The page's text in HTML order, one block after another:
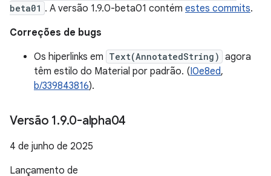
beta01 . A versão 1.9.0-beta01 contém estes commits.
Correções de bugs
Os hiperlinks em Text(AnnotatedString) agora
têm estilo do Material por padrão. (I0e8ed,
b/339843816).
Versão 1.9.0-alpha04
4 de junho de 2025
Lançamento de